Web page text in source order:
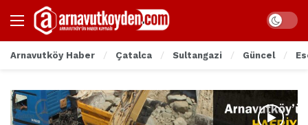
Arnavutköy Haber Çatalca Sultangazi Güncel